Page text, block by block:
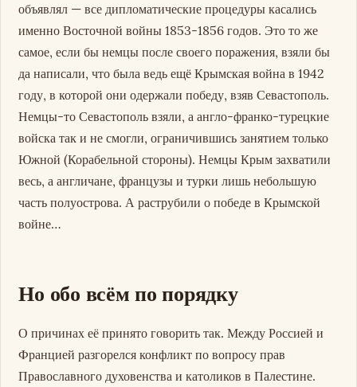
объявлял — все дипломатические процедуры касались
именно Восточной войны 1853-1856 годов. Это то же
самое, если бы немцы после своего поражения, взяли бы
да написали, что была ведь ещё Крымская война в 1942
году, в которой они одержали победу, взяв Севастополь.
Немцы-то Севастополь взяли, а англо-франко-турецкие
войска так и не смогли, ограничившись занятием только
Южной (Корабельной стороны). Немцы Крым захватили
весь, а англичане, французы и турки лишь небольшую
часть полуострова. А раструбили о победе в Крымской
войне…
Но обо всём по порядку
О причинах её принято говорить так. Между Россией и
Францией разгорелся конфликт по вопросу прав
Православного духовенства и католиков в Палестине.